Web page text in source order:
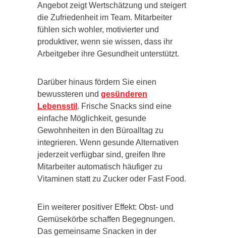
Angebot zeigt Wertschätzung und steigert
die Zufriedenheit im Team. Mitarbeiter
fühlen sich wohler, motivierter und
produktiver, wenn sie wissen, dass ihr
Arbeitgeber ihre Gesundheit unterstützt.
Darüber hinaus fördern Sie einen
bewussteren und gesünderen
Lebensstil . Frische Snacks sind eine
einfache Möglichkeit, gesunde
Gewohnheiten in den Büroalltag zu
integrieren. Wenn gesunde Alternativen
jederzeit verfügbar sind, greifen Ihre
Mitarbeiter automatisch häufiger zu
Vitaminen statt zu Zucker oder Fast Food.
Ein weiterer positiver Effekt: Obst- und
Gemüsekörbe schaffen Begegnungen.
Das gemeinsame Snacken in der